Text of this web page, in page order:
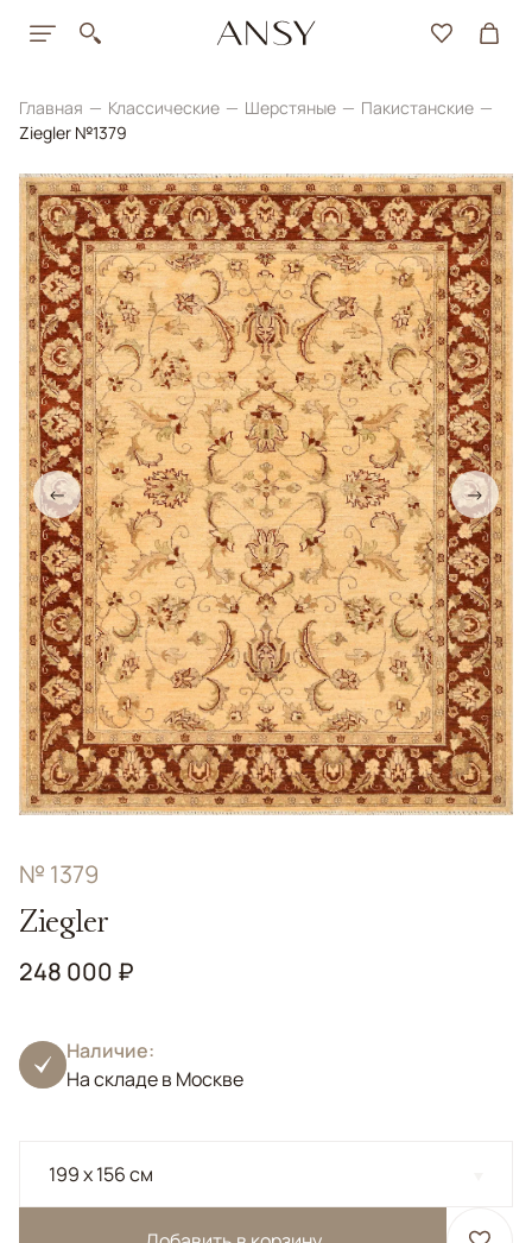
Главная Классические Шерстяные
Пакистанские
Ziegler №1379
← →
№ 1379
Ziegler
248 000 ₽
Наличие:
На складе в Москве
199 x 156 см